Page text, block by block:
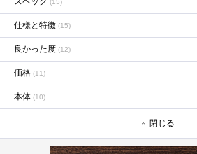
仕様と特徴 (15)
良かった度 (12)
価格 (11)
本体 (10)
閉じる